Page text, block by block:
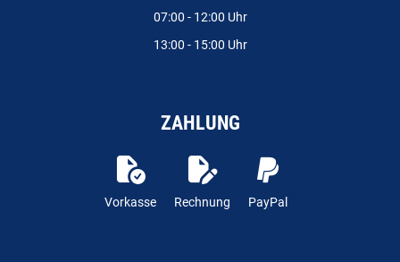
07:00 - 12:00 Uhr
13:00 - 15:00 Uhr
ZAHLUNG
Vorkasse Rechnung PayPal